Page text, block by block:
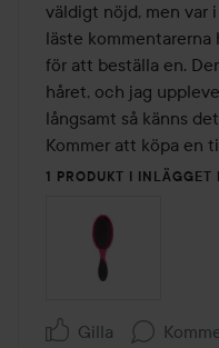
5
väldigt nöjd, men var
läste kommentarerna
för att beställa en.
håret, och jag
långsamt så känns
Kommer att köpa en
1 PRODUKT I INLÄGGET
Gilla